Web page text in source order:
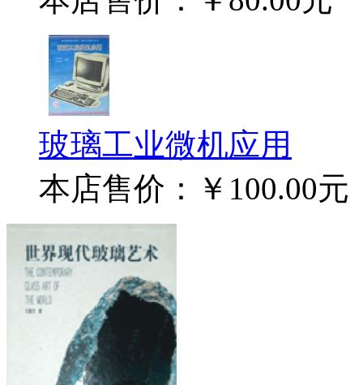
玻璃工业微机应用
本店售价：
￥100.00元